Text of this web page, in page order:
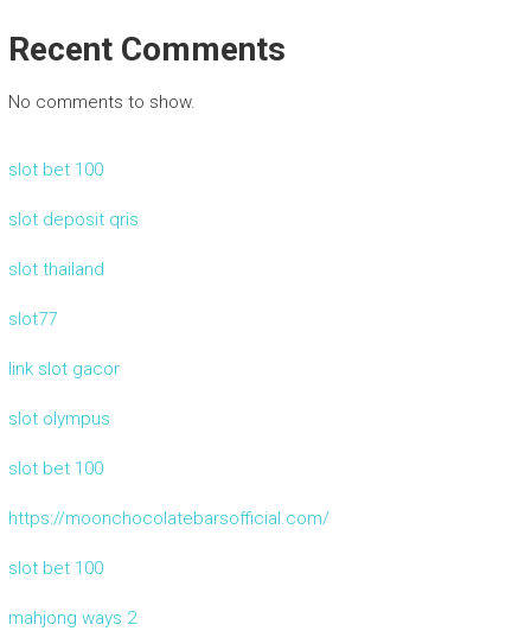
Recent Comments
No comments to show.
slot bet 100
slot deposit qris
slot thailand
slot77
link slot gacor
slot olympus
slot bet 100
https://moonchocolatebarsofficial.com/
slot bet 100
mahjong ways 2